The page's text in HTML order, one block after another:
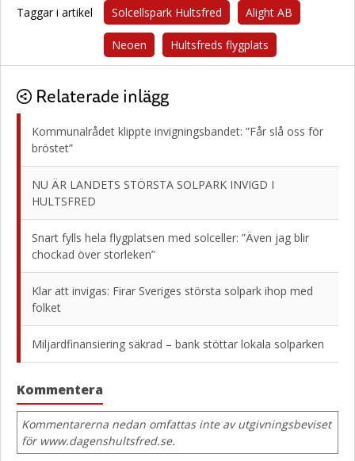
Taggar i artikel Solcellspark Hultsfred Alight AB
Neoen Hultsfreds flygplats
Relaterade inlägg
Kommunalrådet klippte invigningsbandet: ”Får slå oss för
bröstet”
NU ÄR LANDETS STÖRSTA SOLPARK INVIGD I
HULTSFRED
Snart fylls hela flygplatsen med solceller: ”Även jag blir
chockad över storleken”
Klar att invigas: Firar Sveriges största solpark ihop med
folket
Miljardfinansiering säkrad – bank stöttar lokala solparken
Kommentera
Kommentarerna nedan omfattas inte av utgivningsbeviset
för www.dagenshultsfred.se.